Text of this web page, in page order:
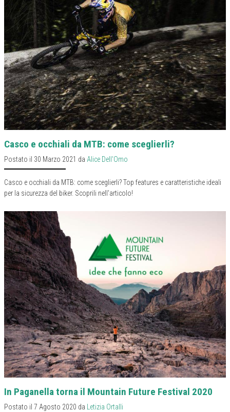
Casco e occhiali da MTB: come sceglierli?
Postato il 30 Marzo 2021 da Alice Dell'Omo
Casco e occhiali da MTB: come sceglierli? Top features e caratteristiche ideali
per la sicurezza del biker. Scoprili nell'articolo!
In Paganella torna il Mountain Future Festival 2020
Postato il 7 Agosto 2020 da Letizia Ortalli